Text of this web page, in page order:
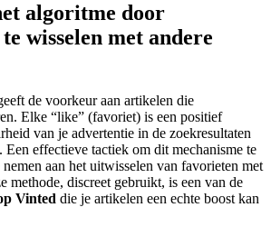
algoritme door
wisselen met andere
de voorkeur aan artikelen die
Elke “like” (favoriet) is een positief
van je advertentie in de zoekresultaten
Een effectieve tactiek om dit mechanisme te
aan het uitwisselen van favorieten met
methode, discreet gebruikt, is een van de
Vinted die je artikelen een echte boost kan